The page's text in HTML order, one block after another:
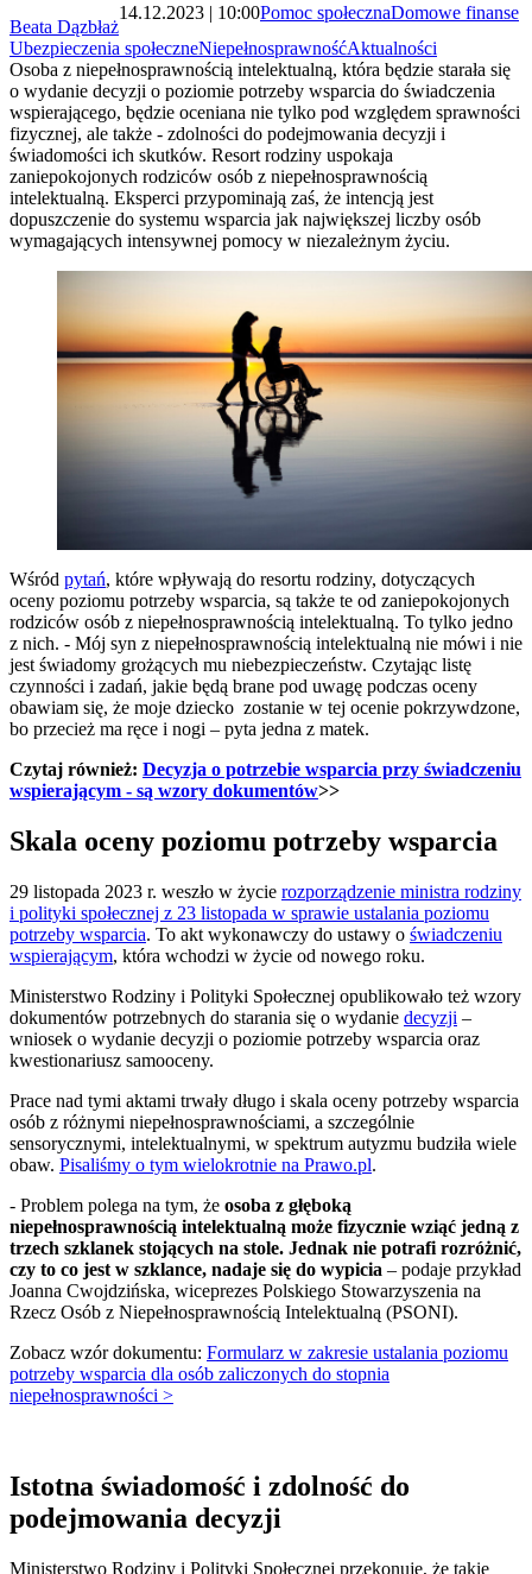
Beata Dązbłaż
14.12.2023 | 10:00Pomoc społecznaDomowe finanse
Ubezpieczenia społeczneNiepełnosprawnośćAktualności
Osoba z niepełnosprawnością intelektualną, która będzie starała się
o wydanie decyzji o poziomie potrzeby wsparcia do świadczenia
wspierającego, będzie oceniana nie tylko pod względem sprawności
fizycznej, ale także - zdolności do podejmowania decyzji i
świadomości ich skutków. Resort rodziny uspokaja
zaniepokojonych rodziców osób z niepełnosprawnością
intelektualną. Eksperci przypominają zaś, że intencją jest
dopuszczenie do systemu wsparcia jak największej liczby osób
wymagających intensywnej pomocy w niezależnym życiu.
Wśród pytań, które wpływają do resortu rodziny, dotyczących
oceny poziomu potrzeby wsparcia, są także te od zaniepokojonych
rodziców osób z niepełnosprawnością intelektualną. To tylko jedno
z nich. - Mój syn z niepełnosprawnością intelektualną nie mówi i nie
jest świadomy grożących mu niebezpieczeństw. Czytając listę
czynności i zadań, jakie będą brane pod uwagę podczas oceny
obawiam się, że moje dziecko zostanie w tej ocenie pokrzywdzone,
bo przecież ma ręce i nogi – pyta jedna z matek.
Czytaj również: Decyzja o potrzebie wsparcia przy świadczeniu
wspierającym - są wzory dokumentów>>
Skala oceny poziomu potrzeby wsparcia
29 listopada 2023 r. weszło w życie rozporządzenie ministra rodziny
i polityki społecznej z 23 listopada w sprawie ustalania poziomu
potrzeby wsparcia. To akt wykonawczy do ustawy o świadczeniu
wspierającym, która wchodzi w życie od nowego roku.
Ministerstwo Rodziny i Polityki Społecznej opublikowało też wzory
dokumentów potrzebnych do starania się o wydanie decyzji –
wniosek o wydanie decyzji o poziomie potrzeby wsparcia oraz
kwestionariusz samooceny.
Prace nad tymi aktami trwały długo i skala oceny potrzeby wsparcia
osób z różnymi niepełnosprawnościami, a szczególnie
sensorycznymi, intelektualnymi, w spektrum autyzmu budziła wiele
obaw. Pisaliśmy o tym wielokrotnie na Prawo.pl.
- Problem polega na tym, że osoba z głęboką
niepełnosprawnością intelektualną może fizycznie wziąć jedną z
trzech szklanek stojących na stole. Jednak nie potrafi rozróżnić,
czy to co jest w szklance, nadaje się do wypicia – podaje przykład
Joanna Cwojdzińska, wiceprezes Polskiego Stowarzyszenia na
Rzecz Osób z Niepełnosprawnością Intelektualną (PSONI).
Zobacz wzór dokumentu: Formularz w zakresie ustalania poziomu
potrzeby wsparcia dla osób zaliczonych do stopnia
niepełnosprawności >
Istotna świadomość i zdolność do
podejmowania decyzji
Ministerstwo Rodziny i Polityki Społecznej przekonuje, że takie